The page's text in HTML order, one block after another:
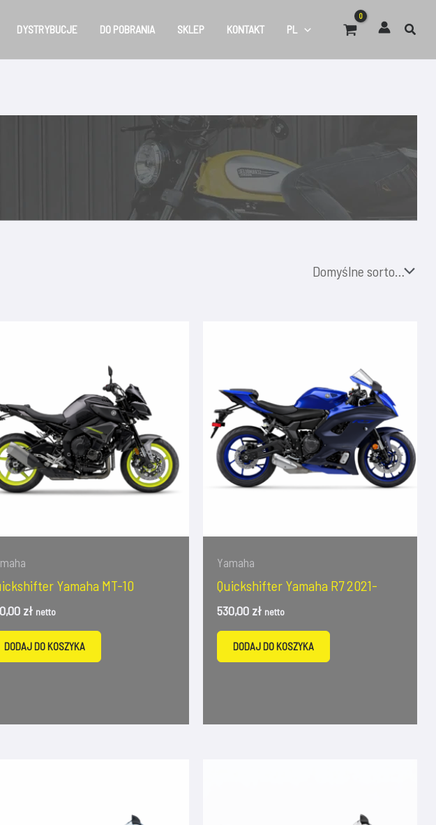
DYSTRYBUCJE DO POBRANIA SKLEP KONTAKT PL
Yamaha MT-10
zł netto
DODAJ DO KOSZYKA
Yamaha
Quickshifter Yamaha R7 2021-
530,00 zł netto
DODAJ DO KOSZYKA